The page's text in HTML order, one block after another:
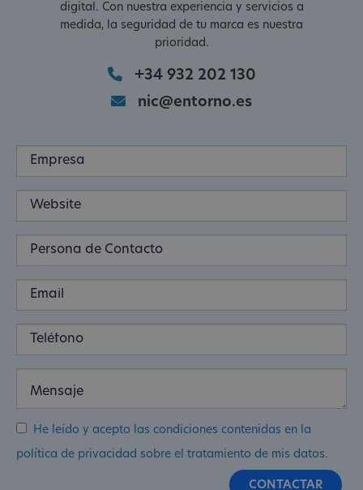
digital. Con nuestra experiencia y servicios a
medida, la seguridad de tu marca es nuestra
prioridad.
+34 932 202 130
nic@entorno.es
He leído y acepto las condiciones contenidas en la
política de privacidad sobre el tratamiento de mis datos.